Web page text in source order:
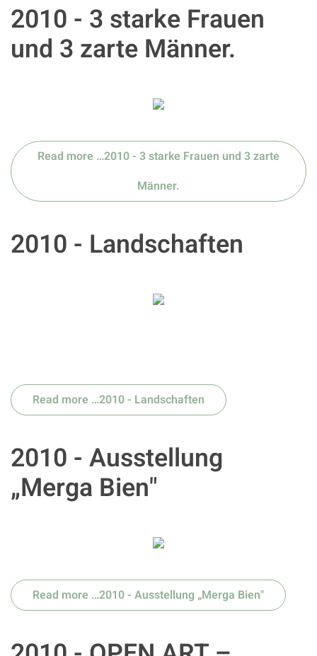
2010 - 3 starke Frauen
und 3 zarte Männer.
Read more …2010 - 3 starke Frauen und 3 zarte
Männer.
2010 - Landschaften
Read more …2010 - Landschaften
2010 - Ausstellung
„Merga Bien"
Read more …2010 - Ausstellung „Merga Bien"